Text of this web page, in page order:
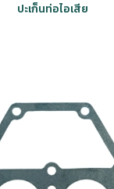
ปะเก็นท่อไอเสีย